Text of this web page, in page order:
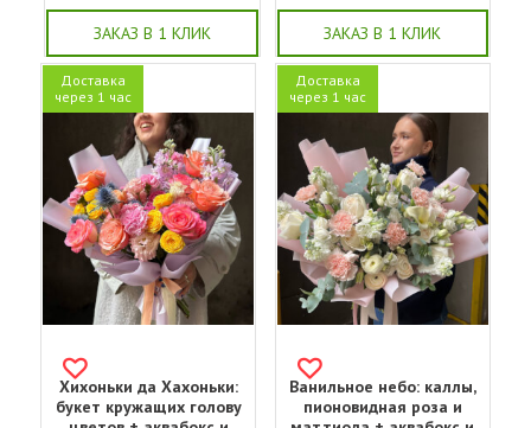
ЗАКАЗ В 1 КЛИК ЗАКАЗ В 1 КЛИК
Доставка
через 1 час
Хихоньки да Хахоньки:
букет кружащих голову
Доставка
через 1 час
Ванильное небо: каллы,
пионовидная роза и